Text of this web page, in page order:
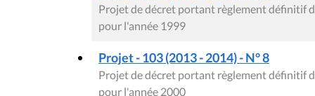
Projet de décret portant règlement définitif
pour l'année 1999
Projet - 103 (2013 - 2014) - N° 8
Projet de décret portant règlement définitif
pour l'année 2000